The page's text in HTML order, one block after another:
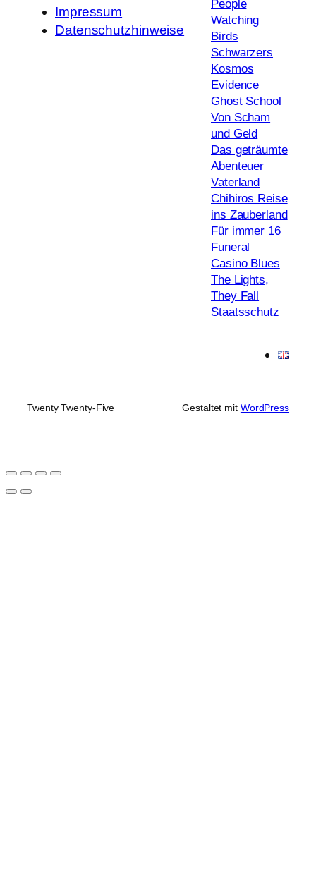
Impressum
Datenschutzhinweise
People
Watching
Birds
Schwarzers
Kosmos
Evidence
Ghost School
Von Scham
und Geld
Das geträumte
Abenteuer
Vaterland
Chihiros Reise
ins Zauberland
Für immer 16
Funeral
Casino Blues
The Lights,
They Fall
Staatsschutz
Twenty Twenty-Five Gestaltet mit WordPress